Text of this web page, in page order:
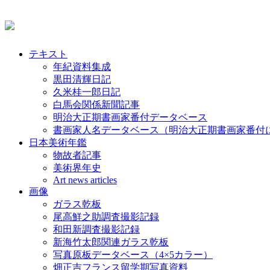
テキスト
年紀資料集成
黒田清輝日記
久米桂一郎日記
白馬会関係新聞記事
明治大正期書画家番付データベース
書画家人名データベース（明治大正期書画家番付
日本美術年鑑
物故者記事
美術界年史
Art news articles
画像
ガラス乾板
尾高鮮之助調査撮影記録
和田新調査撮影記録
新海竹太郎関連ガラス乾板
写真原板データベース（4×5カラー）
畑正吉フランス留学期写真資料